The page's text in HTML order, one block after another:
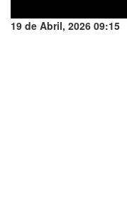
19 de Abril, 2026 09:15